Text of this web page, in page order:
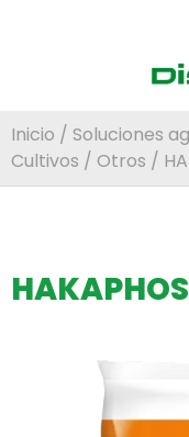
Inicio / Soluciones
Cultivos / Otros /